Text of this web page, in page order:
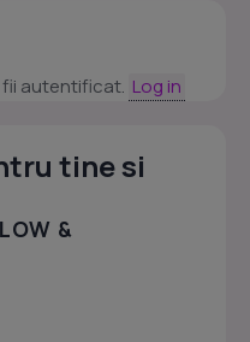
autentificat. Log in
tine si
&